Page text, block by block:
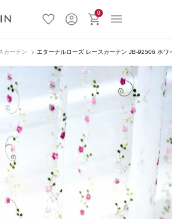
0
カーテン エターナルローズ レースカーテン JB-92506 ホワ